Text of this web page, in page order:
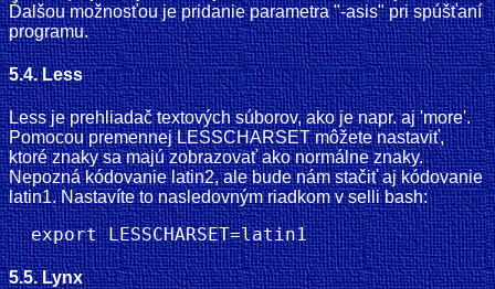
Ďalšou možnosťou je pridanie parametra "-asis" pri spúšťaní
programu.
5.4. Less
Less je prehliadač textových súborov, ako je napr. aj 'more'.
Pomocou premennej LESSCHARSET môžete nastaviť,
ktoré znaky sa majú zobrazovať ako normálne znaky.
Nepozná kódovanie latin2, ale bude nám stačiť aj kódovanie
latin1. Nastavíte to nasledovným riadkom v selli bash:
5.5. Lynx